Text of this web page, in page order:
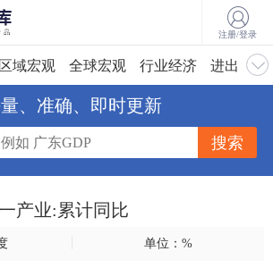
注册/登录
区域宏观 全球宏观 行业经济 进出口
、准确、即时更新
产业:累计同比
单位：%